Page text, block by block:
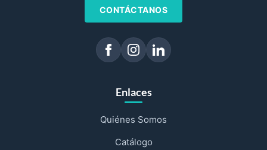
CONTÁCTANOS
Enlaces
Quiénes Somos
Catálogo